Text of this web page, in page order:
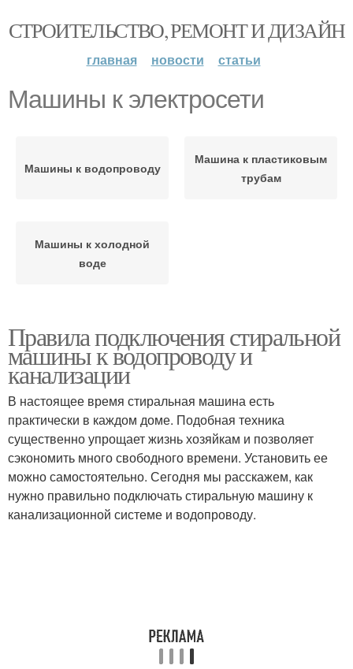
СТРОИТЕЛЬСТВО, РЕМОНТ И ДИЗАЙН
главная новости статьи
Машины к электросети
Машины к водопроводу
Машина к пластиковым
трубам
Машины к холодной
воде
Правила подключения стиральной
машины к водопроводу и
канализации
В настоящее время стиральная машина есть
практически в каждом доме. Подобная техника
существенно упрощает жизнь хозяйкам и позволяет
сэкономить много свободного времени. Установить ее
можно самостоятельно. Сегодня мы расскажем, как
нужно правильно подключать стиральную машину к
канализационной системе и водопроводу.